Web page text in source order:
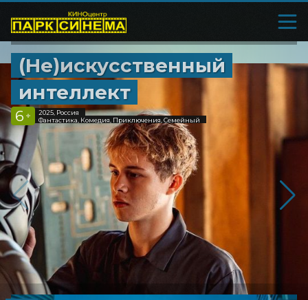
(Не)искусственный
интеллект
6 +
2025, Россия
Фантастика, Комедия, Приключения, Семейный